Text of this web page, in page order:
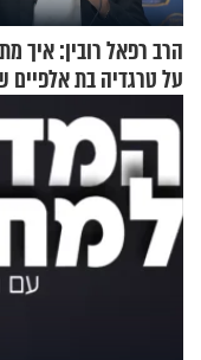
הרב רפאל רובין: איך
על טרגדיה בת אלפיים